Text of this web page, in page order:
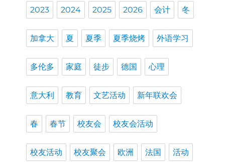
2023 2024 2025 2026 会计 冬
加拿大 夏 夏季 夏季烧烤 外语学习
多伦多 家庭 徒步 德国 心理
意大利 教育 文艺活动 新年联欢会
春 春节 校友会 校友会活动
校友活动 校友聚会 欧洲 法国 活动